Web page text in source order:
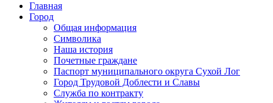
Главная
Город
Общая информация
Символика
Наша история
Почетные граждане
Паспорт муниципального округа Сухой Лог
Город Трудовой Доблести и Славы
Служба по контракту